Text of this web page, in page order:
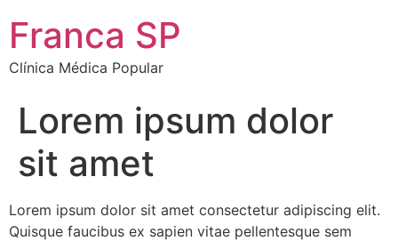
Franca SP
Clínica Médica Popular
Lorem ipsum dolor
sit amet
Lorem ipsum dolor sit amet consectetur adipiscing elit.
Quisque faucibus ex sapien vitae pellentesque sem